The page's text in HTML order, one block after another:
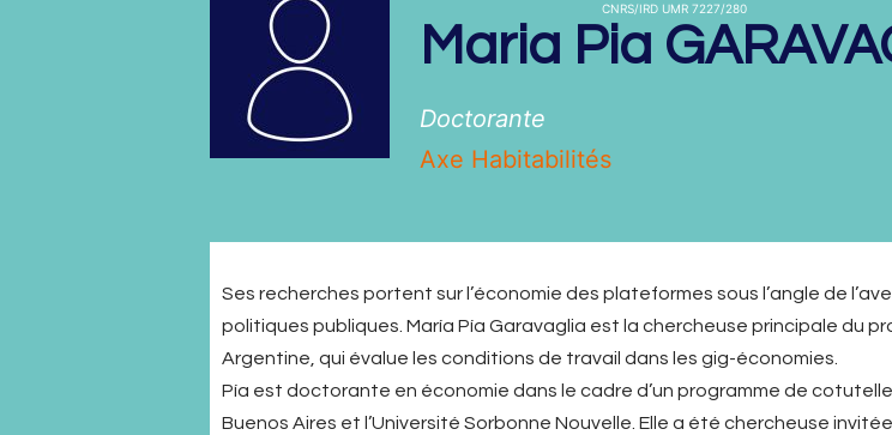
CNRS/IRD UMR 7227/280
Maria Pia
Doctorante
Axe Habitabilités
Ses recherches portent sur l’économie des plateformes sous l’angle de
politiques publiques. María Pía Garavaglia est la chercheuse principale du
Argentine, qui évalue les conditions de travail dans les gig-économies.
Pía est doctorante en économie dans le cadre d’un programme de
Buenos Aires et l’Université Sorbonne Nouvelle. Elle a été chercheuse invitée